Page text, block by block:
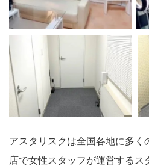
アスタリスクは全国各地に多く
店で女性スタッフが運営する